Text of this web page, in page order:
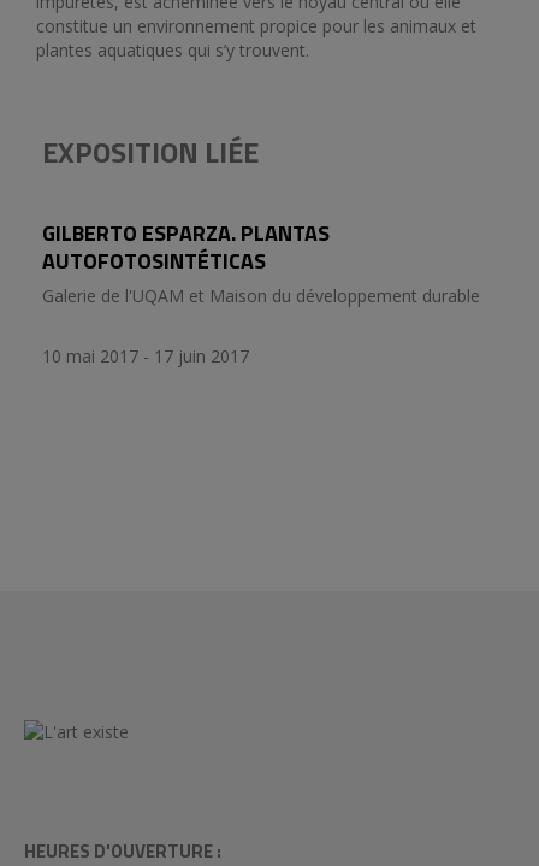
constitue un environnement propice pour les animaux et
plantes aquatiques qui s’y trouvent.
EXPOSITION LIÉE
GILBERTO ESPARZA. PLANTAS
AUTOFOTOSINTÉTICAS
Galerie de l'UQAM et Maison du développement durable
10 mai 2017 - 17 juin 2017
HEURES D'OUVERTURE :